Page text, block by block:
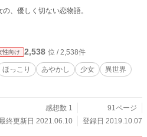
、優しく切ない恋物語。
性向け 2,538 位 / 2,538件
ほっこり あやかし 少女
異世界
感想数 1
91ページ
終更新日 2021.06.10
登録日 2019.10.07